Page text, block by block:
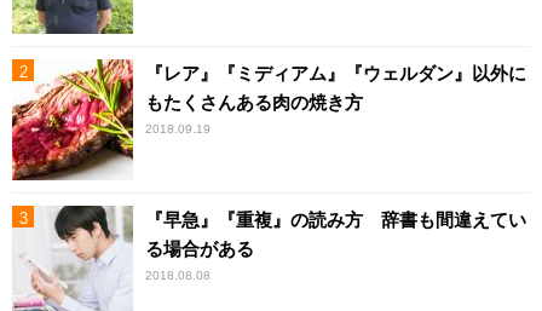
『レア』『ミディアム』『ウェルダン』以外に
もたくさんある肉の焼き方
2018.09.19
『早急』『重複』の読み方 辞書も間違えてい
る場合がある
2018.08.08